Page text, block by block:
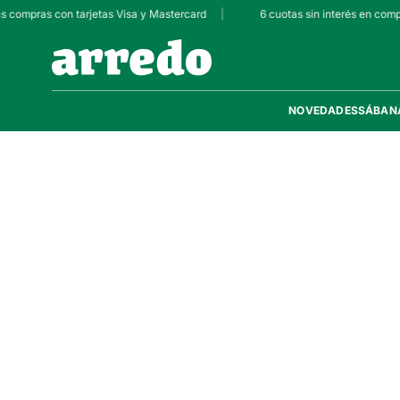
con tarjetas Visa y Mastercard 6 cuotas sin interés en
NOVEDADES